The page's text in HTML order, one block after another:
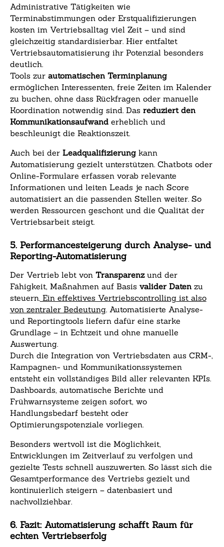
Administrative Tätigkeiten wie
Terminabstimmungen oder Erstqualifizierungen
kosten im Vertriebsalltag viel Zeit – und sind
gleichzeitig standardisierbar. Hier entfaltet
Vertriebsautomatisierung ihr Potenzial besonders
deutlich.
Tools zur automatischen Terminplanung
ermöglichen Interessenten, freie Zeiten im Kalender
zu buchen, ohne dass Rückfragen oder manuelle
Koordination notwendig sind. Das reduziert den
Kommunikationsaufwanderheblich und
beschleunigt die Reaktionszeit.
Auch bei der Leadqualifizierung kann
Automatisierung gezielt unterstützen. Chatbots oder
Online-Formulare erfassen vorab relevante
Informationen und leiten Leads je nach Score
automatisiert an die passenden Stellen weiter. So
werden Ressourcen geschont und die Qualität der
Vertriebsarbeit steigt.
5. Performancesteigerung durch Analyse- und
Reporting-Automatisierung
Der Vertrieb lebt von Transparenz und der
Fähigkeit, Maßnahmen auf Basis valider Datenzu
steuern.Ein effektives Vertriebscontrolling ist also
von zentraler Bedeutung. Automatisierte Analyse-
und Reportingtools liefern dafür eine starke
Grundlage – in Echtzeit und ohne manuelle
Auswertung.
Durch die Integration von Vertriebsdaten aus CRM-,
Kampagnen- und Kommunikationssystemen
entsteht ein vollständiges Bild aller relevanten KPIs.
Dashboards, automatische Berichte und
Frühwarnsysteme zeigen sofort, wo
Handlungsbedarf besteht oder
Optimierungspotenziale vorliegen.
Besonders wertvoll ist die Möglichkeit,
Entwicklungen im Zeitverlauf zu verfolgen und
gezielte Tests schnell auszuwerten. So lässt sich die
Gesamtperformance des Vertriebs gezielt und
kontinuierlich steigern – datenbasiert und
nachvollziehbar.
6. Fazit: Automatisierung schafft Raum für
echten Vertriebserfolg